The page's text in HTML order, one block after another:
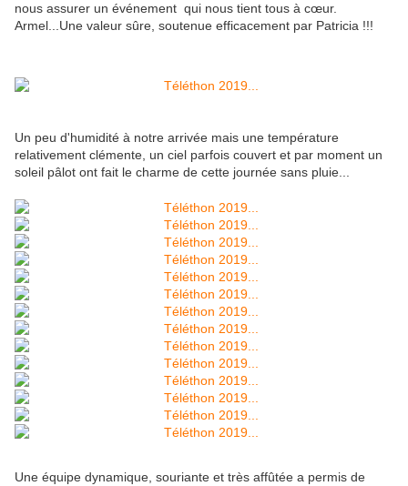
nous assurer un événement qui nous tient tous à cœur.
Armel...Une valeur sûre, soutenue efficacement par Patricia !!!
Un peu d'humidité à notre arrivée mais une température
relativement clémente, un ciel parfois couvert et par moment un
soleil pâlot ont fait le charme de cette journée sans pluie...
Une équipe dynamique, souriante et très affûtée a permis de